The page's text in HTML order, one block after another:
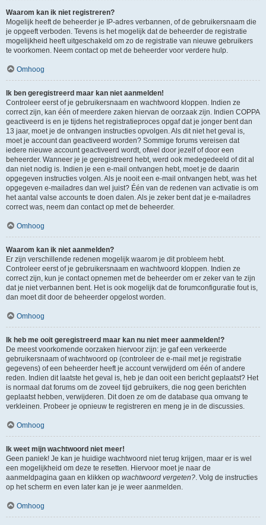
Waarom kan ik niet registreren?
Mogelijk heeft de beheerder je IP-adres verbannen, of de gebruikersnaam die
je opgeeft verboden. Tevens is het mogelijk dat de beheerder de registratie
mogelijkheid heeft uitgeschakeld om zo de registratie van nieuwe gebruikers
te voorkomen. Neem contact op met de beheerder voor verdere hulp.
Omhoog
Ik ben geregistreerd maar kan niet aanmelden!
Controleer eerst of je gebruikersnaam en wachtwoord kloppen. Indien ze
correct zijn, kan één of meerdere zaken hiervan de oorzaak zijn. Indien COPPA
geactiveerd is en je tijdens het registratieproces opgaf dat je jonger bent dan
13 jaar, moet je de ontvangen instructies opvolgen. Als dit niet het geval is,
moet je account dan geactiveerd worden? Sommige forums vereisen dat
iedere nieuwe account geactiveerd wordt, ofwel door jezelf of door een
beheerder. Wanneer je je geregistreerd hebt, werd ook medegedeeld of dit al
dan niet nodig is. Indien je een e-mail ontvangen hebt, moet je de daarin
opgegeven instructies volgen. Als je nooit een e-mail ontvangen hebt, was het
opgegeven e-mailadres dan wel juist? Één van de redenen van activatie is om
het aantal valse accounts te doen dalen. Als je zeker bent dat je e-mailadres
correct was, neem dan contact op met de beheerder.
Omhoog
Waarom kan ik niet aanmelden?
Er zijn verschillende redenen mogelijk waarom je dit probleem hebt.
Controleer eerst of je gebruikersnaam en wachtwoord kloppen. Indien ze
correct zijn, kun je contact opnemen met de beheerder om er zeker van te zijn
dat je niet verbannen bent. Het is ook mogelijk dat de forumconfiguratie fout is,
dan moet dit door de beheerder opgelost worden.
Omhoog
Ik heb me ooit geregistreerd maar kan nu niet meer aanmelden!?
De meest voorkomende oorzaken hiervoor zijn: je gaf een verkeerde
gebruikersnaam of wachtwoord op (controleer de e-mail met je registratie
gegevens) of een beheerder heeft je account verwijderd om één of andere
reden. Indien dit laatste het geval is, heb je dan ooit een bericht geplaatst? Het
is normaal dat forums om de zoveel tijd gebruikers, die nog geen berichten
geplaatst hebben, verwijderen. Dit doen ze om de database qua omvang te
verkleinen. Probeer je opnieuw te registreren en meng je in de discussies.
Omhoog
Ik weet mijn wachtwoord niet meer!
Geen paniek! Je kan je huidige wachtwoord niet terug krijgen, maar er is wel
een mogelijkheid om deze te resetten. Hiervoor moet je naar de
aanmeldpagina gaan en klikken op wachtwoord vergeten?. Volg de instructies
op het scherm en even later kan je je weer aanmelden.
Omhoog